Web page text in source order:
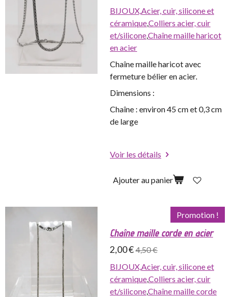
BIJOUX,Acier, cuir, silicone et
céramique,Colliers acier, cuir
et/silicone,Chaîne maille haricot
en acier
Chaîne maille haricot avec
fermeture bélier en acier.
Dimensions :
Chaîne : environ 45 cm et 0,3 cm
de large
Voir les détails
Ajouter au panier
Promotion !
Chaîne maille corde en acier
2,00 €4,50 €
BIJOUX,Acier, cuir, silicone et
céramique,Colliers acier, cuir
et/silicone,Chaîne maille corde